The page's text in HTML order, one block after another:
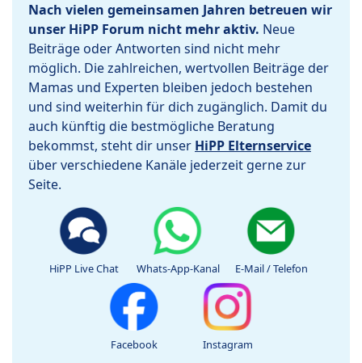
Nach vielen gemeinsamen Jahren betreuen wir
unser HiPP Forum nicht mehr aktiv. Neue
Beiträge oder Antworten sind nicht mehr
möglich. Die zahlreichen, wertvollen Beiträge der
Mamas und Experten bleiben jedoch bestehen
und sind weiterhin für dich zugänglich. Damit du
auch künftig die bestmögliche Beratung
bekommst, steht dir unser HiPP Elternservice
über verschiedene Kanäle jederzeit gerne zur
Seite.
HiPP Live Chat Whats-App-Kanal E-Mail / Telefon
Facebook Instagram